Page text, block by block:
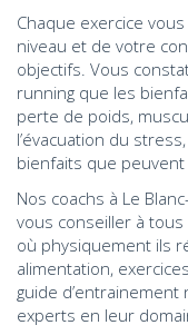
Chaque exercice
niveau et de votre
objectifs. Vous
running que les
perte de poids,
l’évacuation du
bienfaits que
Nos coachs à Le
vous conseiller à
où physiquement ils
alimentation,
guide
experts en leur